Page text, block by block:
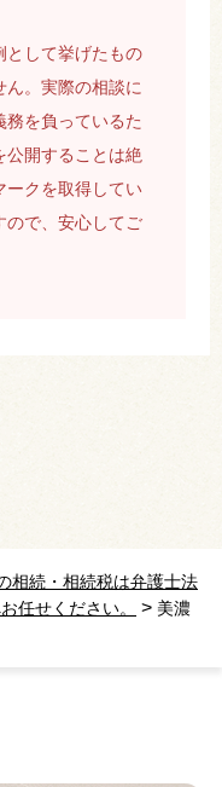
として挙げたもの
ん。実際の相談に
を負っているた
公開することは絶
ークを取得してい
ので、安心してご
相続・相続税は弁護士法
任せください。
> 美濃